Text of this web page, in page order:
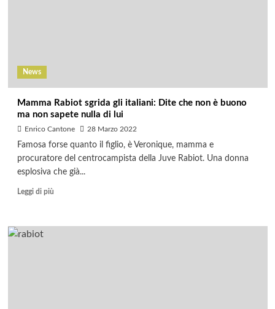
News
Mamma Rabiot sgrida gli italiani: Dite che non è buono
ma non sapete nulla di lui
Enrico Cantone 28 Marzo 2022
Famosa forse quanto il figlio, è Veronique, mamma e
procuratore del centrocampista della Juve Rabiot. Una donna
esplosiva che già...
Leggi di più